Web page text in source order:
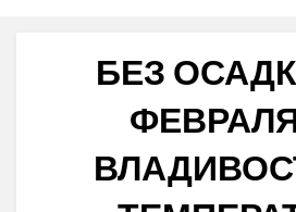
БЕЗ